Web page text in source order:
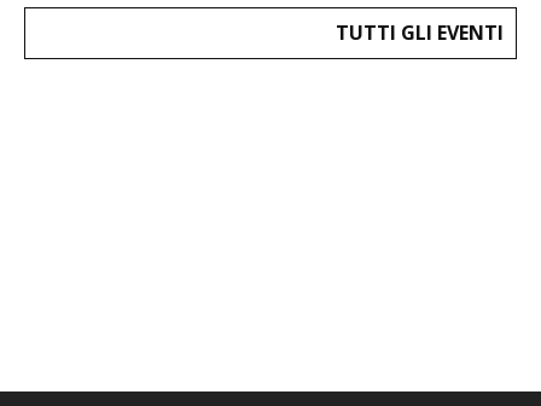
TUTTI GLI EVENTI